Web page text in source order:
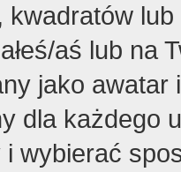
kwadratów
aś lub na
jako
dla każdego
i wybierać